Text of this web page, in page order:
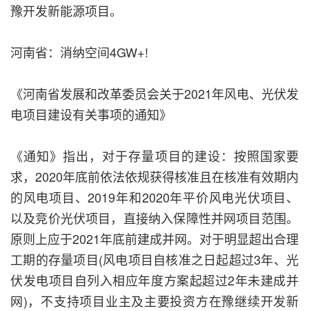
豫开发新能源项目。
河南省：消纳空间4GW+!
《河南省发展和改革委员会关于2021年风电、光伏发
电项目建设有关事项的通知》
《通知》指出，对于存量项目的建设：按照国家要
求，2020年底前依法依规获得核准且在核准有效期内
的风电项目、2019年和2020年平价风电光伏项目、
以及竞价光伏项目，直接纳入保障性并网项目范围。
原则上应于2021年底前建成并网。对于明显超出合理
工期的存量项目(风电项目自核准之日起超过3年、光
伏发电项目自列入相应年度方案起超过2年未建成并
网)，不支持项目业主及主要投资方在豫继续开发新